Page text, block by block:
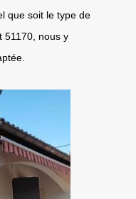
que soit le type de
51170, nous y